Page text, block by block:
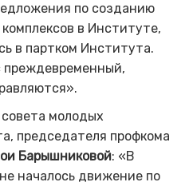
по созданию
в Институте,
в партком Института.
преждевременный,
молодых
председателя профкома
Барышниковой: «В
началось движение по